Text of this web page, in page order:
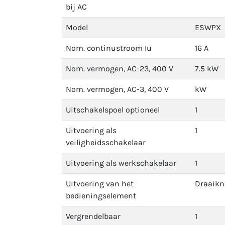
bij AC
Model ESWPX
Nom. continustroom Iu 16 A
Nom. vermogen, AC-23, 400 V 7.5 kW
Nom. vermogen, AC-3, 400 V kW
Uitschakelspoel optioneel 1
Uitvoering als
veiligheidsschakelaar
1
Uitvoering als werkschakelaar 1
Uitvoering van het
bedieningselement
Vergrendelbaar 1